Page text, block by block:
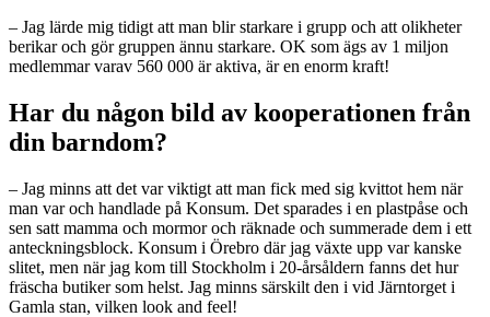
– Jag lärde mig tidigt att man blir starkare i grupp och att olikheter
berikar och gör gruppen ännu starkare. OK som ägs av 1 miljon
medlemmar varav 560 000 är aktiva, är en enorm kraft!
Har du någon bild av kooperationen från
din barndom?
– Jag minns att det var viktigt att man fick med sig kvittot hem när
man var och handlade på Konsum. Det sparades i en plastpåse och
sen satt mamma och mormor och räknade och summerade dem i ett
anteckningsblock. Konsum i Örebro där jag växte upp var kanske
slitet, men när jag kom till Stockholm i 20-årsåldern fanns det hur
fräscha butiker som helst. Jag minns särskilt den i vid Järntorget i
Gamla stan, vilken look and feel!